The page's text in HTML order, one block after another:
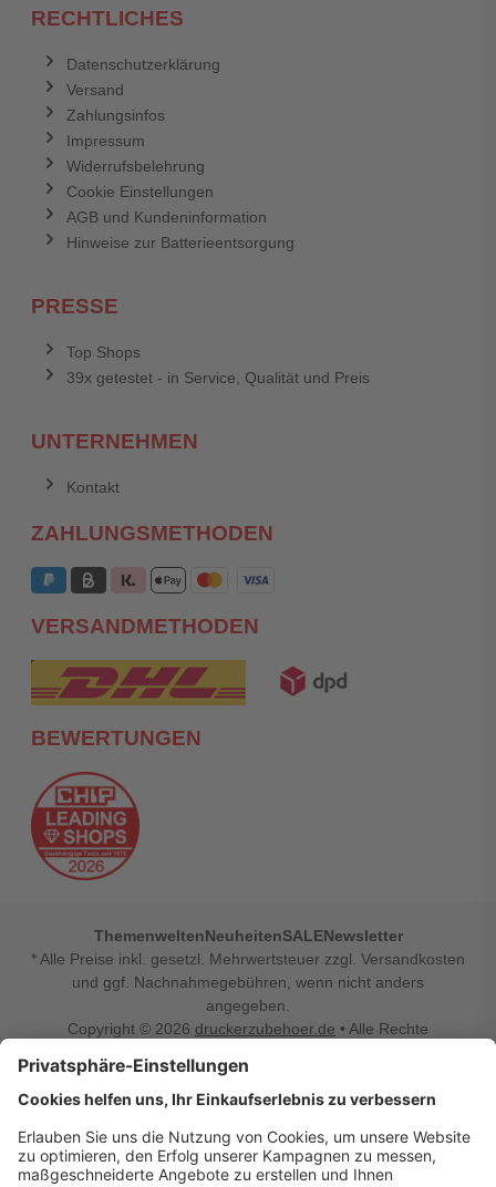
RECHTLICHES
Datenschutzerklärung
Versand
Zahlungsinfos
Impressum
Widerrufsbelehrung
Cookie Einstellungen
AGB und Kundeninformation
Hinweise zur Batterieentsorgung
PRESSE
Top Shops
39x getestet - in Service, Qualität und Preis
UNTERNEHMEN
Kontakt
ZAHLUNGSMETHODEN
VERSANDMETHODEN
BEWERTUNGEN
ThemenweltenNeuheitenSALENewsletter
* Alle Preise inkl. gesetzl. Mehrwertsteuer zzgl. Versandkosten
und ggf. Nachnahmegebühren, wenn nicht anders
angegeben.
Copyright © 2026 druckerzubehoer.de • Alle Rechte
Vertrag widerrufen
Druckerzubehoer.de – preiswerte Qualität für Ihr Office
Sie sind auf der Suche nach dem passenden Druckerzubehör
oder Zubehör für das Büro, den Computer oder Ihr
Smartphone? Dann sind Sie bei Druckerzubehoer.de genau